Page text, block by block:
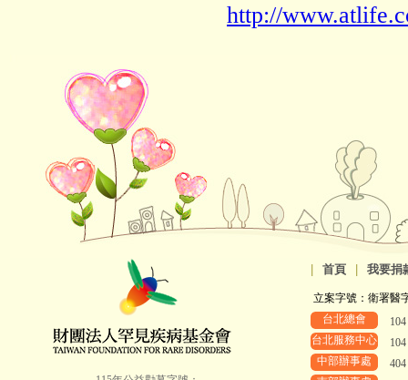
http://
首頁 我要捐
立案字號：衛署醫
台北總會
台北服務中心
中部辦事處